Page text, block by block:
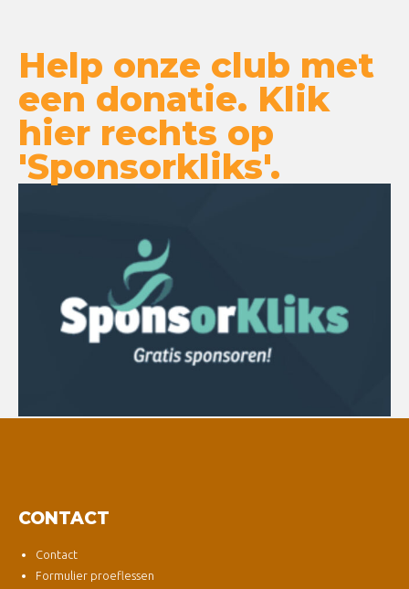
Help onze club met
een donatie. Klik
hier rechts op
'Sponsorkliks'.
CONTACT
Contact
Formulier proeflessen